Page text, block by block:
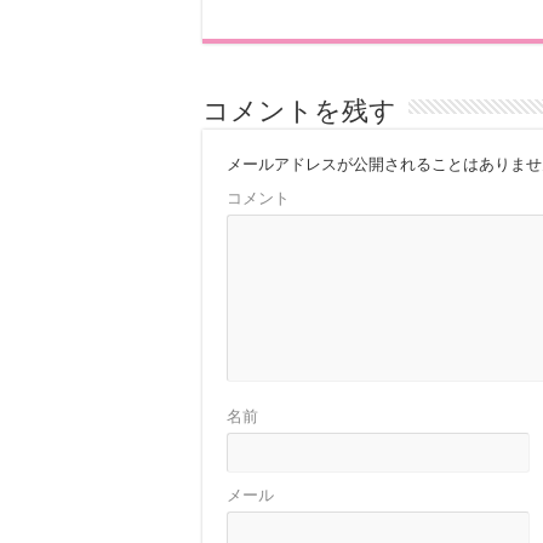
コメントを残す
メールアドレスが公開されることはありま
コメント
名前
メール